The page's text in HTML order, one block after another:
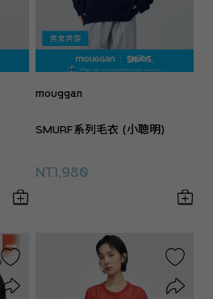
mouggan
SMURF系列毛衣 (小聰明)
NT.1,980